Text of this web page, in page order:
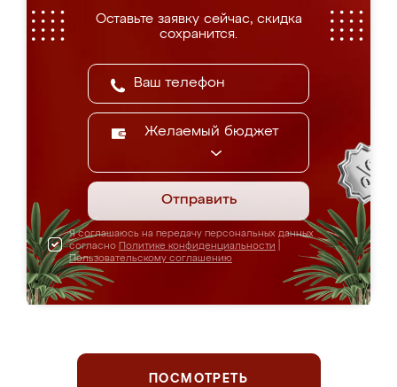
Оставьте заявку сейчас, скидка
сохранится.
Желаемый бюджет
Отправить
Я соглашаюсь на передачу персональных данных
согласно Политике конфиденциальности
Пользовательскому соглашению
ПОСМОТРЕТЬ